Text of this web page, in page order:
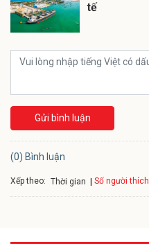
tế
Gửi bình luận
(0) Bình luận
Xếp theo: Thời gian Số người thích